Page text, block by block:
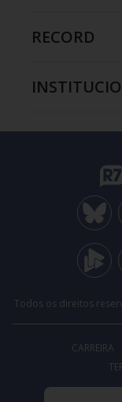
RECORD
Todos os direitos
CARREIRA